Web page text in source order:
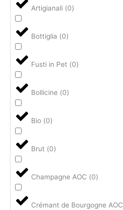
Artigianali (0)
Bottiglia (0)
Fusti in Pet (0)
Bollicine (0)
Bio (0)
Brut (0)
Champagne AOC (0)
Crémant de Bourgogne AOC